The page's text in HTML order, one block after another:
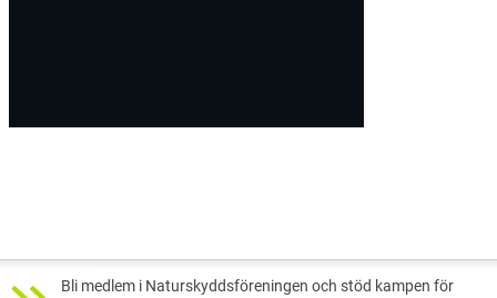
Bli medlem i Naturskyddsföreningen och stöd kampen för